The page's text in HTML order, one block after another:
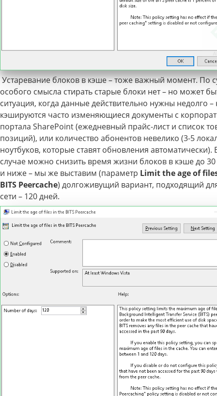
Устаревание блоков в кэше – тоже важный момент. По
особого смысла стирать старые блоки нет – но может
ситуация, когда данные действительно нужны недолго
кэшируются часто изменяющиеся документы с
портала SharePoint (ежедневный прайс-лист и список
позиций), или количество абонентов невелико (3-5
ноутбуков, которые ставят обновления автоматически).
случае можно снизить время жизни блоков в кэше до 30
и ниже – мы же выставим (параметр Limit the age of
BITS Peercache) долгоживущий вариант, подходящий
сети – 120 дней.